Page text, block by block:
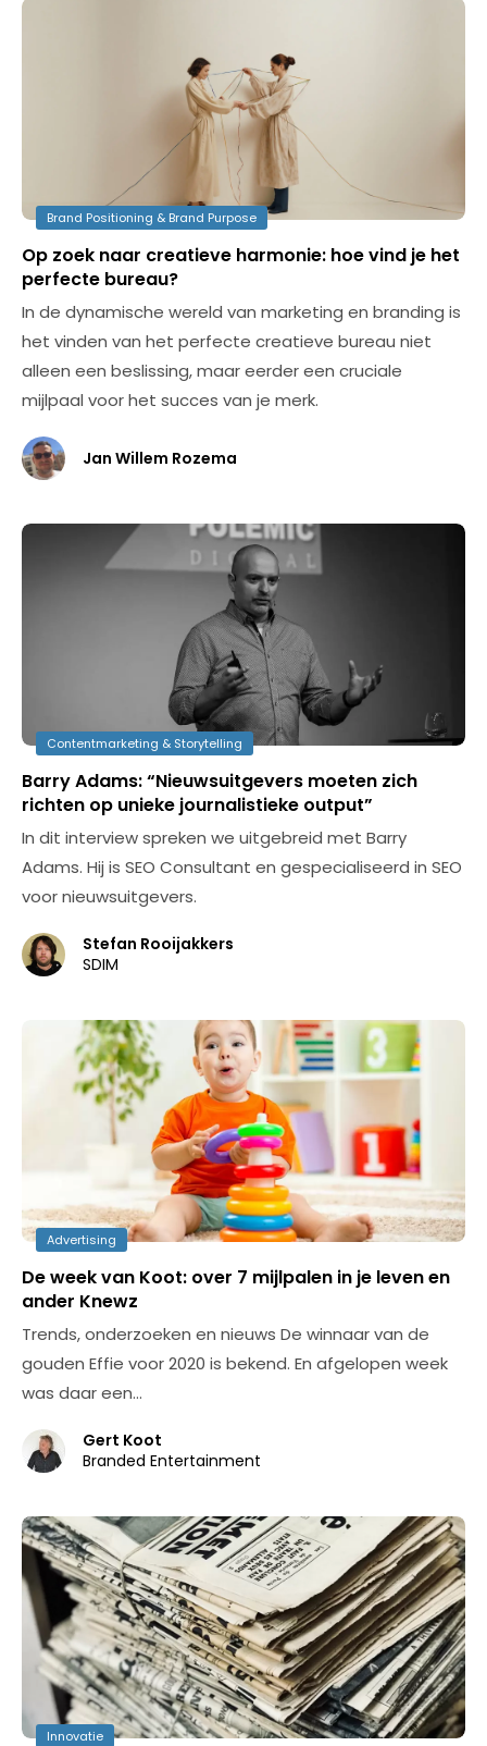
Brand Positioning & Brand Purpose
Op zoek naar creatieve harmonie: hoe vind je het
perfecte bureau?
In de dynamische wereld van marketing en branding is
het vinden van het perfecte creatieve bureau niet
alleen een beslissing, maar eerder een cruciale
mijlpaal voor het succes van je merk.
Jan Willem Rozema
Contentmarketing & Storytelling
Barry Adams: “Nieuwsuitgevers moeten zich
richten op unieke journalistieke output”
In dit interview spreken we uitgebreid met Barry
Adams. Hij is SEO Consultant en gespecialiseerd in SEO
voor nieuwsuitgevers.
Stefan Rooijakkers
SDIM
Advertising
De week van Koot: over 7 mijlpalen in je leven en
ander Knewz
Trends, onderzoeken en nieuws De winnaar van de
gouden Effie voor 2020 is bekend. En afgelopen week
was daar een…
Gert Koot
Branded Entertainment
Innovatie